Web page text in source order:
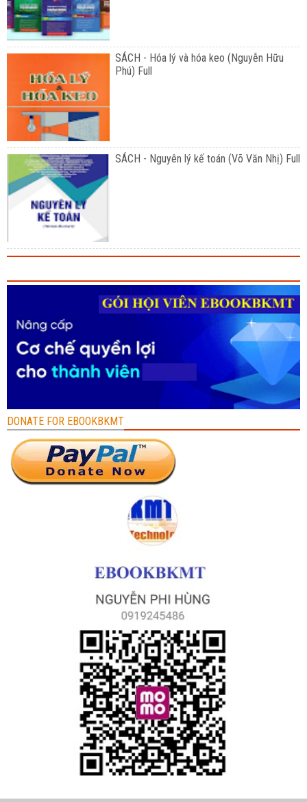
SÁCH - Hóa lý và hóa keo (Nguyễn Hữu
Phú) Full
SÁCH - Nguyên lý kế toán (Võ Văn Nhị) Full
DONATE FOR EBOOKBKMT